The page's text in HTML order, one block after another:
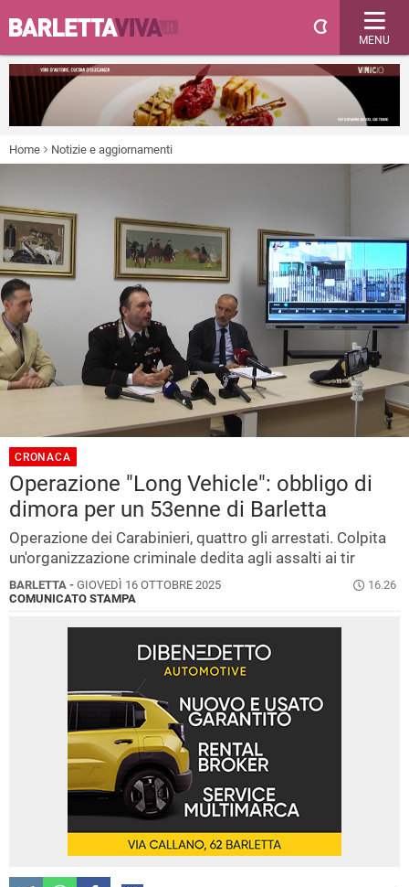
MENU
Home Notizie e aggiornamenti
CRONACA
Operazione "Long Vehicle": obbligo di
dimora per un 53enne di Barletta
Operazione dei Carabinieri, quattro gli arrestati. Colpita
un'organizzazione criminale dedita agli assalti ai tir
BARLETTA - GIOVEDÌ 16 OTTOBRE 2025
16.26
COMUNICATO STAMPA